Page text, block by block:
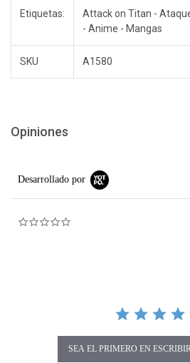
Etiquetas:
Attack on Titan -
- Anime - Mangas
SKU A1580
Opiniones
Desarrollado por
SEA EL PRIMERO EN